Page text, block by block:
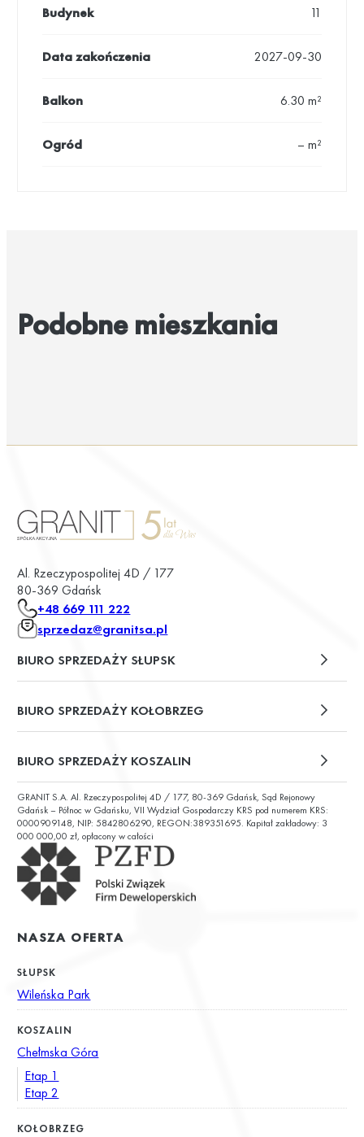
Budynek 11
Data zakończenia 2027-09-30
Balkon 6.30 m²
Ogród – m²
Podobne mieszkania
Al. Rzeczypospolitej 4D / 177
80-369 Gdańsk
+48 669 111 222
sprzedaz@granitsa.pl
BIURO SPRZEDAŻY SŁUPSK
plac Władysława Broniewskiego 13/u2
BIURO SPRZEDAŻY KOŁOBRZEG
ul. Św. Wojciecha 6
BIURO SPRZEDAŻY KOSZALIN
ul. Chałubińskiego 9
GRANIT S.A. Al. Rzeczypospolitej 4D / 177, 80-369 Gdańsk, Sąd Rejonowy
Gdańsk – Północ w Gdańsku, VII Wydział Gospodarczy KRS pod numerem KRS:
0000909148, NIP: 5842806290, REGON:389351695. Kapitał zakładowy: 3
000 000,00 zł, opłacony w całości
NASZA OFERTA
SŁUPSK
Wileńska Park
KOSZALIN
Chełmska Góra
Etap 1
Etap 2
KOŁOBRZEG